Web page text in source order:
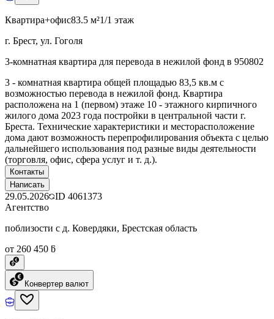
Квартира+офис83.5 м²1/1 этаж
г. Брест, ул. Гоголя
3-комнатная квартира для перевода в нежилой фонд в 950802
3 - комнатная квартира общей площадью 83,5 кв.м с
возможностью перевода в нежилой фонд. Квартира
расположена на 1 (первом) этаже 10 - этажного кирпичного
жилого дома 2023 года постройки в центральной части г.
Бреста. Технические характеристики и месторасположение
дома дают возможность перепрофилирования объекта с целью
дальнейшего использования под разные виды деятельности
(торговля, офис, сфера услуг и т. д.).
Контакты
Написать
29.05.2026 ID 4061373
Агентство
поблизости с д. Ковердяки, Брестская область
от 260 450 ƃ
Конвертер валют